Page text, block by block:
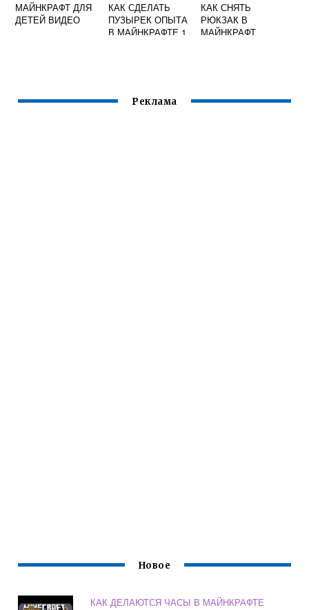
МАЙНКРАФТ ДЛЯ
ДЕТЕЙ ВИДЕО
КАК СДЕЛАТЬ
ПУЗЫРЕК ОПЫТА
В МАЙНКРАФТЕ 1
КАК СНЯТЬ
РЮКЗАК В
МАЙНКРАФТ
Реклама
Новое
КАК ДЕЛАЮТСЯ ЧАСЫ В МАЙНКРАФТЕ